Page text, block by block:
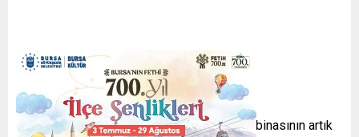
CHP yönetimi aldığı karar ile Sarıyer’deki il binasının artık